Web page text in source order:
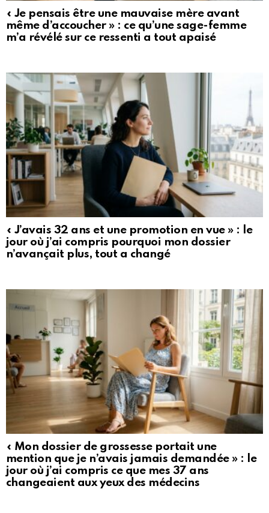
« Je pensais être une mauvaise mère avant
même d’accoucher » : ce qu’une sage-femme
m’a révélé sur ce ressenti a tout apaisé
« J’avais 32 ans et une promotion en vue » : le
jour où j’ai compris pourquoi mon dossier
n’avançait plus, tout a changé
« Mon dossier de grossesse portait une
mention que je n’avais jamais demandée » : le
jour où j’ai compris ce que mes 37 ans
changeaient aux yeux des médecins